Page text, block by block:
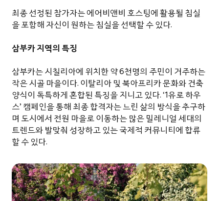
최종 선정된 참가자는 에어비앤비 호스팅에 활용될 침실
을 포함해 자신이 원하는 침실을 선택할 수 있다.
삼부카 지역의 특징
삼부카는 시칠리아에 위치한 약 6천명의 주민이 거주하는
작은 시골 마을이다. 이탈리아 및 북아프리카 문화와 건축
양식이 독특하게 혼합된 특징을 지니고 있다. ‘1유로 하우
스’ 캠페인을 통해 최종 합격자는 느린 삶의 방식을 추구하
며 도시에서 전원 마을로 이동하는 많은 밀레니얼 세대의
트렌드와 발맞춰 성장하고 있는 국제적 커뮤니티에 합류
할 수 있다.